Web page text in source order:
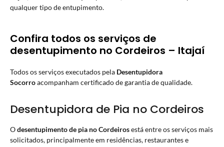
qualquer tipo de entupimento.
Confira todos os serviços de
desentupimento no Cordeiros – Itajaí
Todos os serviços executados pela Desentupidora
Socorroacompanham certificado de garantia de qualidade.
Desentupidora de Pia no Cordeiros
Odesentupimento de pia no Cordeirosestá entre os serviços mais
solicitados, principalmente em residências, restaurantes e